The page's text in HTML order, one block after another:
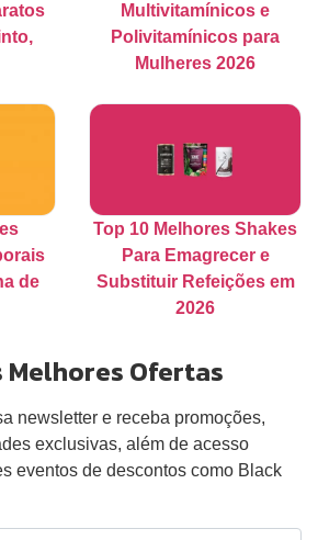
Multivitamínicos e
Polivitamínicos para
Mulheres 2026
de
Top 10 Melhores Shakes
Para Emagrecer e
Substituir Refeições em
2026
Melhores Ofertas
newsletter e receba promoções,
exclusivas, além de acesso
eventos de descontos como Black